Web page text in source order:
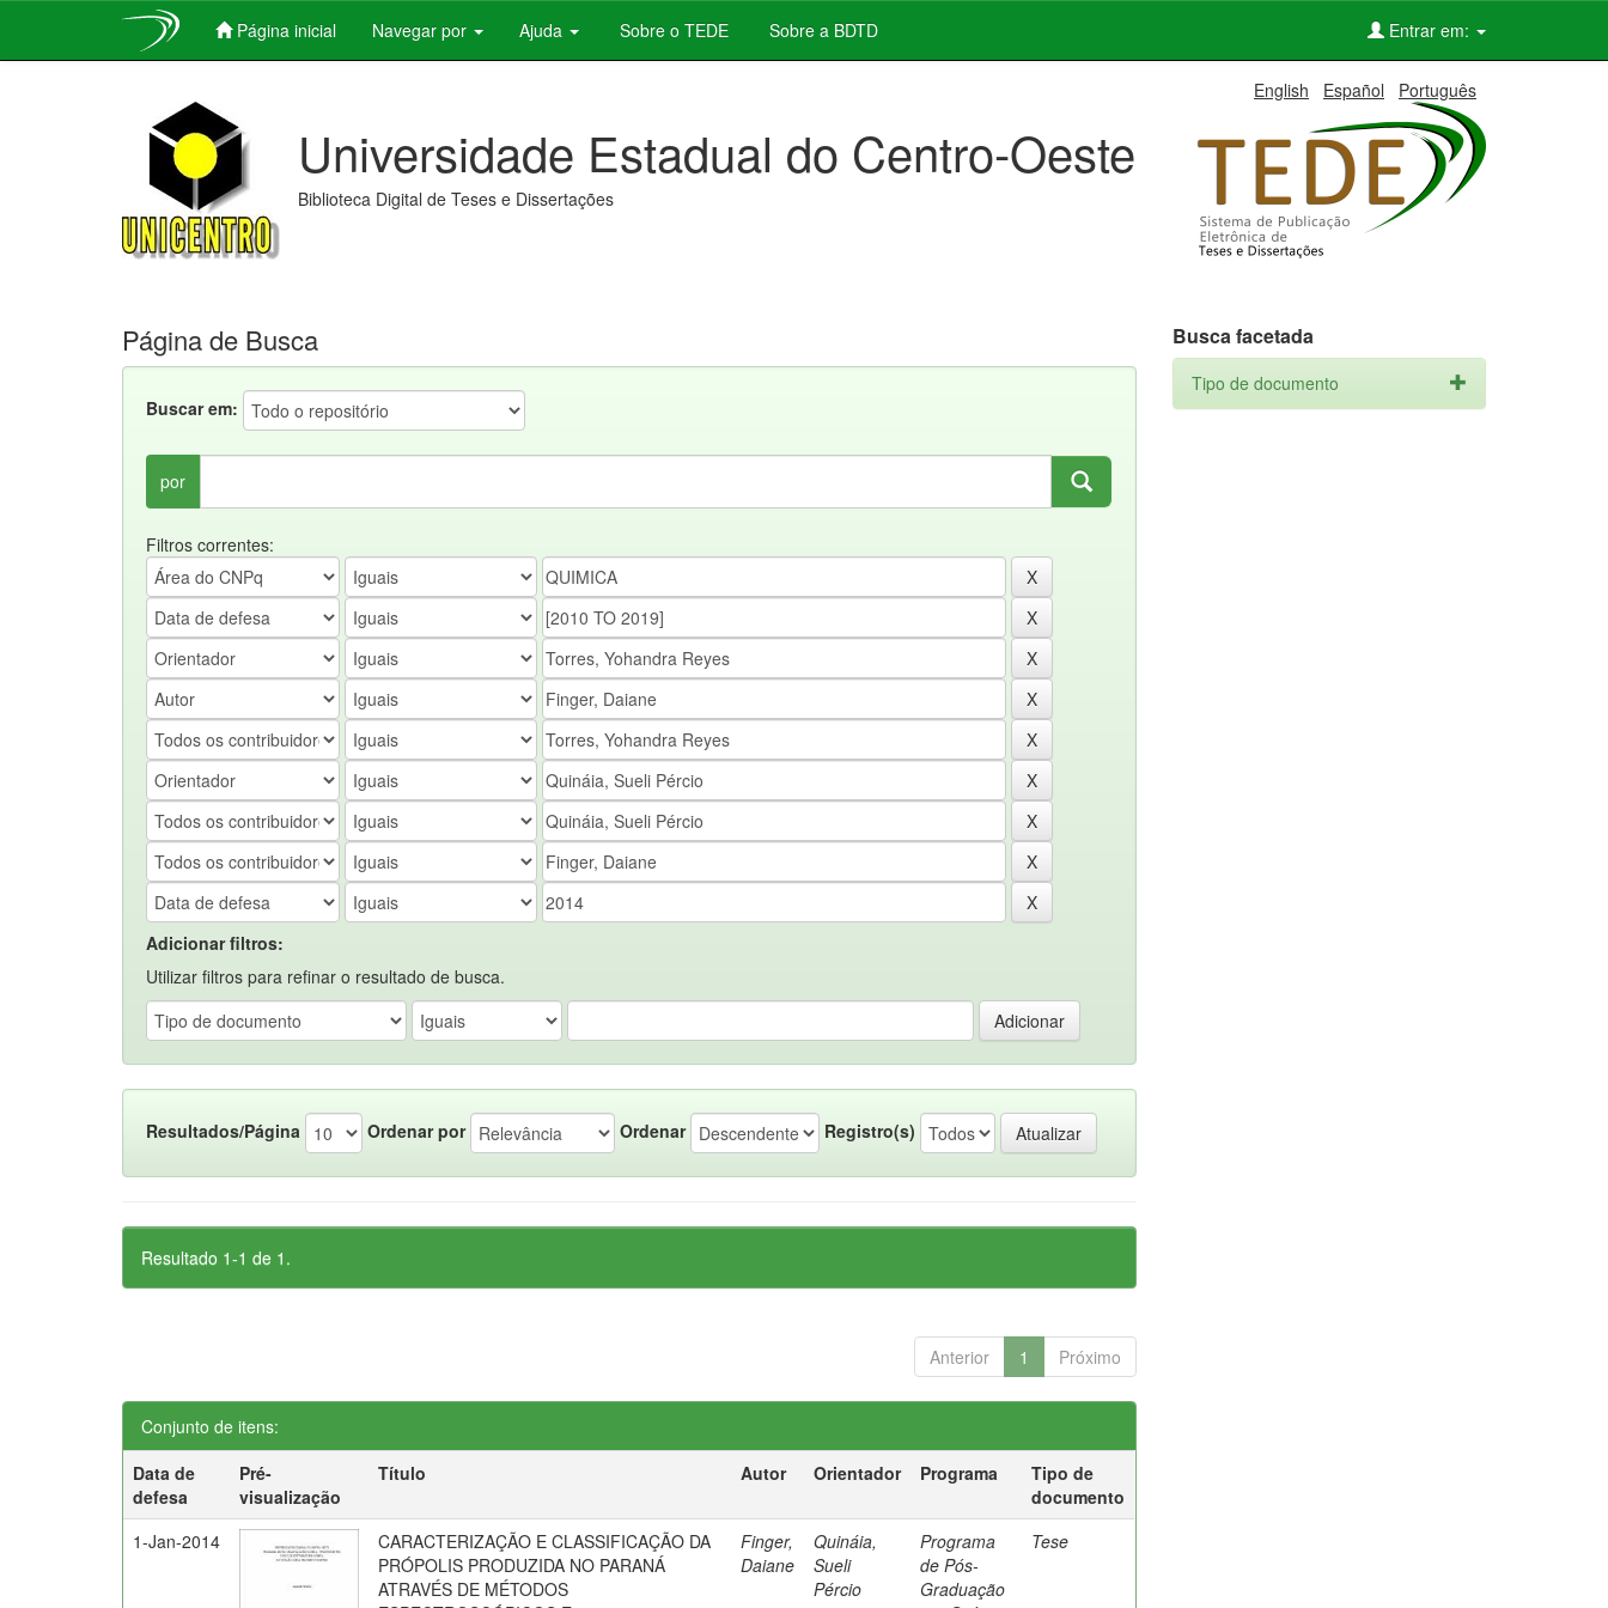
Página inicial Navegar por Ajuda Sobre o TEDE Sobre a BDTD Entrar em:
English Español Português
Universidade Estadual do Centro-Oeste
Biblioteca Digital de Teses e Dissertações
Página de Busca
Buscar em:
por
Filtros correntes:
Adicionar filtros:
Utilizar filtros para refinar o resultado de busca.
Resultados/Página Ordenar por Ordenar Registro(s)
Resultado 1-1 de 1.
Anterior 1 Próximo
Conjunto de itens:
Data de
defesa
Pré-
visualização
Título Autor Orientador Programa
Tipo de
documento
1-Jan-2014
CARACTERIZAÇÃO E CLASSIFICAÇÃO DA
PRÓPOLIS PRODUZIDA NO PARANÁ
ATRAVÉS DE MÉTODOS
Finger,
Daiane
Quináia,
Sueli
Pércio
Programa
de Pós-
Graduação
Tese
Busca facetada
Tipo de documento